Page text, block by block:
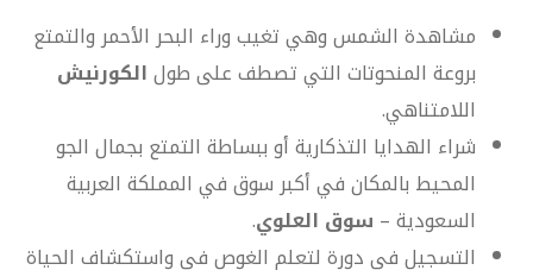
مشاهدة الشمس وهي تغيب وراء البحر الأحمر والتمتع
بروعة المنحوتات التي تصطف على طولالكورنيش
اللامتناهي.
شراء الهدايا التذكارية أو ببساطة التمتع بجمال الجو
المحيط بالمكان في أكبر سوق في المملكة العربية
السعودية – سوق العلوي.
التسجيل في دورة لتعلم الغوص في واستكشاف الحياة